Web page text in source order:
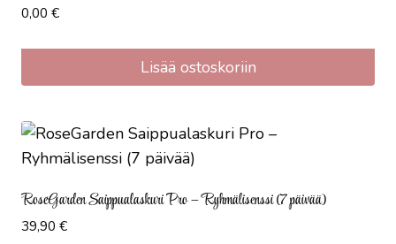
0,00 €
Lisää ostoskoriin
RoseGarden Saippualaskuri Pro – Ryhmälisenssi (7 päivää)
39,90 €